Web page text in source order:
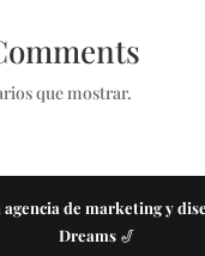
que mostrar.
agencia de marketing y
Dreams 🎷